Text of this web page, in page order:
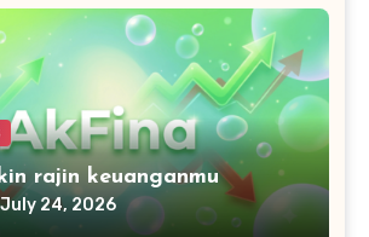
rajin keuanganmu
July 24, 2026